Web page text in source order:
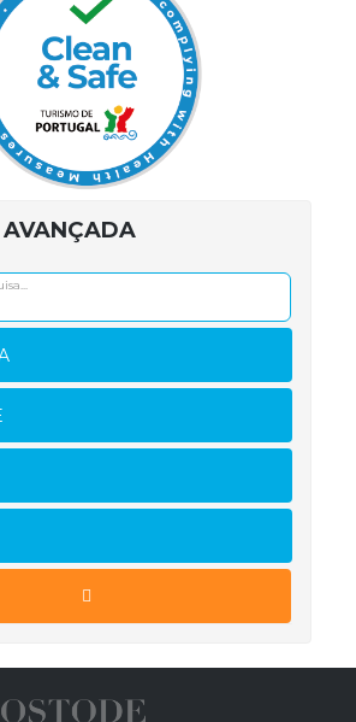
AVANÇADA